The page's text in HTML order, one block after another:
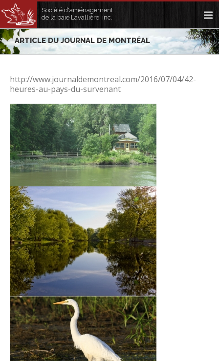
Société d'aménagement
de la baie Lavallière, inc.
ARTICLE DU JOURNAL DE MONTRÉAL
http://www.journaldemontreal.com/2016/07/04/42-
heures-au-pays-du-survenant